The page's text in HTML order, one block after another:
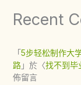
Recent
「5步轻松制作大
路」於〈找不到毕
佈留言